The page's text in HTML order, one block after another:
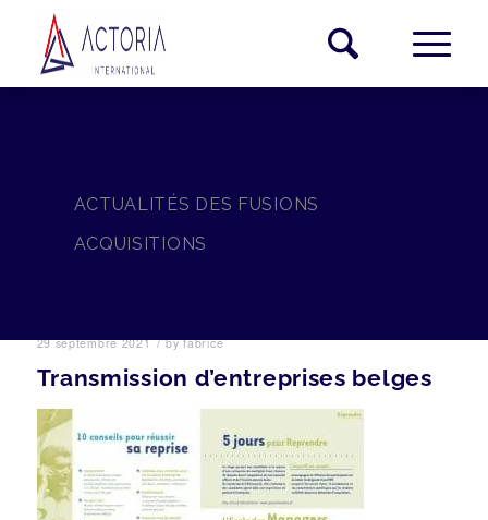
ACTUALITÉS DES FUSIONS
ACQUISITIONS
29 septembre 2021 / byfabrice
Transmission d’entreprises belges